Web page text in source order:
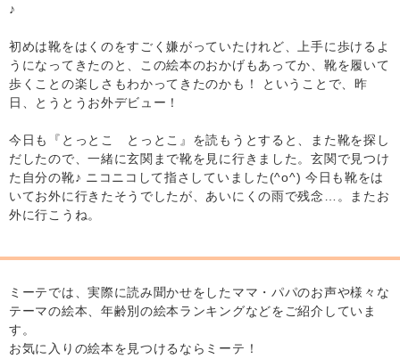
♪
初めは靴をはくのをすごく嫌がっていたけれど、上手に歩けるよ
うになってきたのと、この絵本のおかげもあってか、靴を履いて
歩くことの楽しさもわかってきたのかも！ ということで、昨
日、とうとうお外デビュー！
今日も『とっとこ とっとこ』を読もうとすると、また靴を探し
だしたので、一緒に玄関まで靴を見に行きました。玄関で見つけ
た自分の靴♪ ニコニコして指さしていました(^o^) 今日も靴をは
いてお外に行きたそうでしたが、あいにくの雨で残念…。またお
外に行こうね。
ミーテでは、実際に読み聞かせをしたママ・パパのお声や様々な
テーマの絵本、年齢別の絵本ランキングなどをご紹介していま
す。
お気に入りの絵本を見つけるならミーテ！